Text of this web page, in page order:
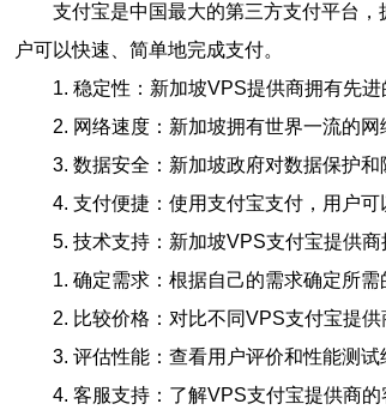
支付宝是中国最大的第三方支付平台
户可以快速、简单地完成支付。
1. 稳定性：新加坡VPS提供商拥有先
2. 网络速度：新加坡拥有世界一流的
3. 数据安全：新加坡政府对数据保护
4. 支付便捷：使用支付宝支付，用户
5. 技术支持：新加坡VPS支付宝提供
1. 确定需求：根据自己的需求确定所需
2. 比较价格：对比不同VPS支付宝提
3. 评估性能：查看用户评价和性能测
4. 客服支持：了解VPS支付宝提供商